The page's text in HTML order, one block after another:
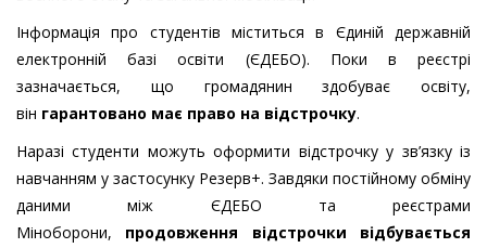
Інформація про студентів міститься в Єдиній державній
електронній базі освіти (ЄДЕБО). Поки в реєстрі
зазначається, що громадянин здобуває освіту,
він гарантовано має право на відстрочку.
Наразі студенти можуть оформити відстрочку у зв’язку із
навчанням у застосунку Резерв+. Завдяки постійному обміну
даними між ЄДЕБО та реєстрами
Міноборони, продовження відстрочки відбувається